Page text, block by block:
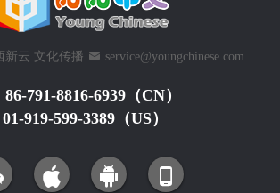
新云 文化传播 service@youngchinese.com
791-8816-6939（CN）
01-919-599-3389（US）